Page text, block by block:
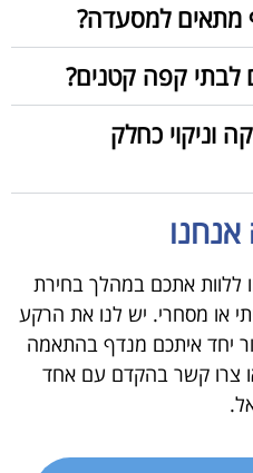
מתאים למסעדה?
קפה קטנים?
וניקוי כחלק
ללוות אתכם במהלך בחירת
או מסחרי. יש לנו את הרקע
יחד איתכם מנדף בהתאמה
צרו קשר בהקדם עם אחד